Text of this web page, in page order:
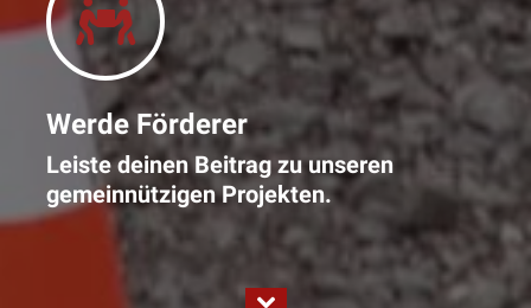
Werde Förderer
Leiste deinen Beitrag zu unseren
gemeinnützigen Projekten.